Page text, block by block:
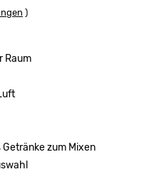
)
Raum
zum Mixen